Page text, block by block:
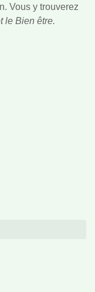
Vous y trouverez
le Bien être.